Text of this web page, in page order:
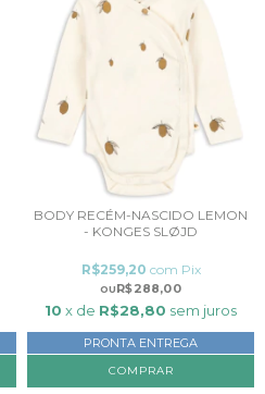
BODY RECÉM-NASCIDO LEMON
- KONGES SLØJD
R$288,00
R$259,20 com Pix
10 x de R$28,80 sem juros
PRONTA ENTREGA
COMPRAR